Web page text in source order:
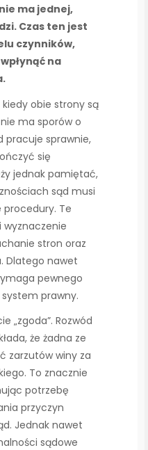
ma jednej,
Czas ten jest
czynników,
na
obie strony są
ma sporów o
pracuje sprawnie,
się
jednak pamiętać,
sąd musi
procedury. Te
stron oraz
Dlatego nawet
pewnego
prawny.
„zgoda”. Rozwód
że żadna ze
zarzutów winy za
To znacznie
potrzebę
przyczyn
Jednak nawet
sądowe